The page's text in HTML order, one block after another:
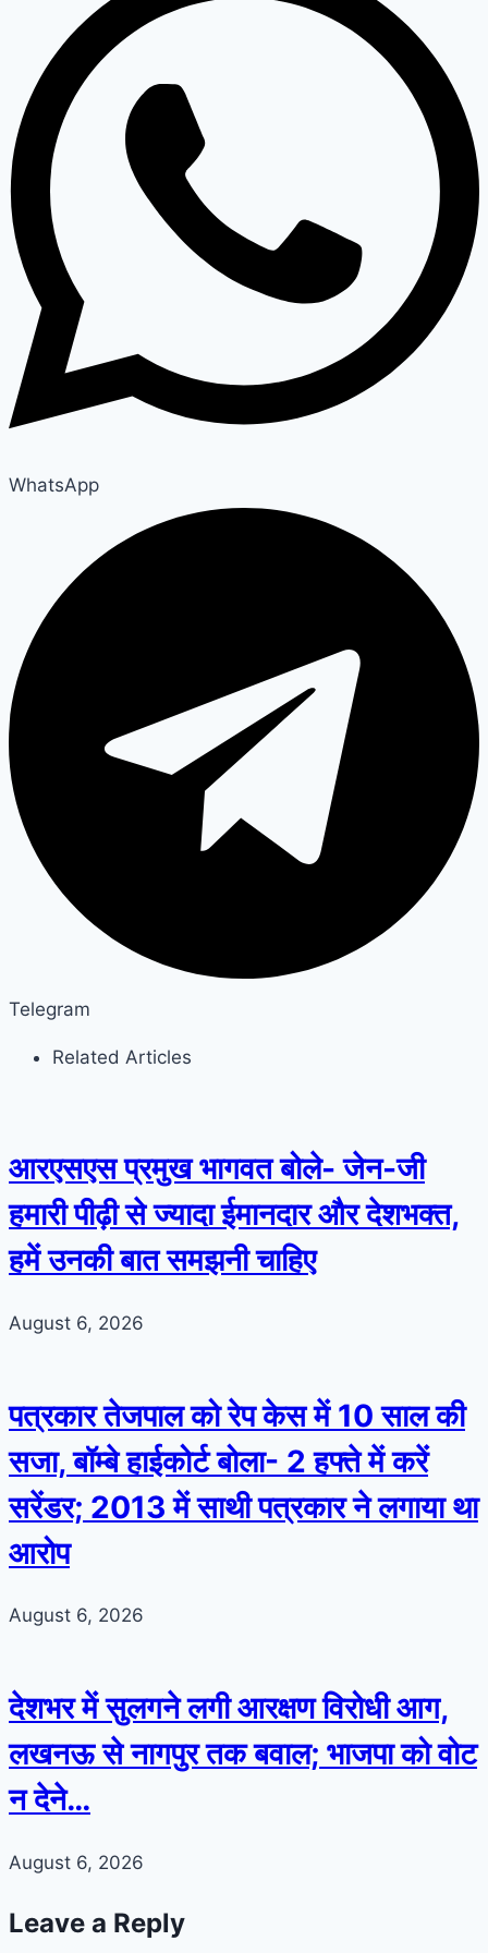
WhatsApp
Telegram
Related Articles
आरएसएस प्रमुख भागवत बोले- जेन-जी
हमारी पीढ़ी से ज्यादा ईमानदार और देशभक्त,
हमें उनकी बात समझनी चाहिए
August 6, 2026
पत्रकार तेजपाल को रेप केस में 10 साल की
सजा, बॉम्बे हाईकोर्ट बोला- 2 हफ्ते में करें
सरेंडर; 2013 में साथी पत्रकार ने लगाया था
आरोप
August 6, 2026
देशभर में सुलगने लगी आरक्षण विरोधी आग,
लखनऊ से नागपुर तक बवाल; भाजपा को वोट
न देने…
August 6, 2026
Leave a Reply